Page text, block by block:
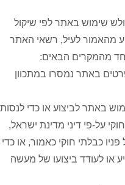
שימוש באתר לפי שיקול
מהאמור לעיל, רשאי האתר
מהמקרים הבאים:
באתר נמסרו במתכוון
באתר לביצוע או כדי לנסות
על-פי דיני מדינת ישראל,
כבלתי חוקי כאמור, או כדי
או לעודד ביצועו של מעשה